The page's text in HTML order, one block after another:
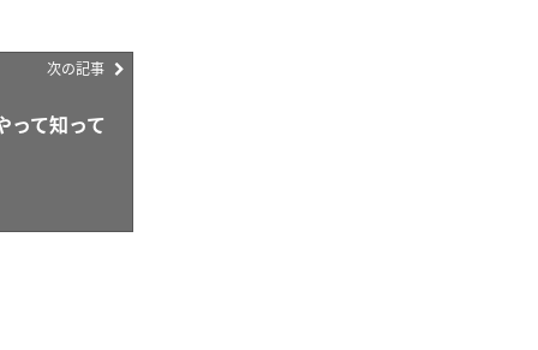
次の記事
って知って